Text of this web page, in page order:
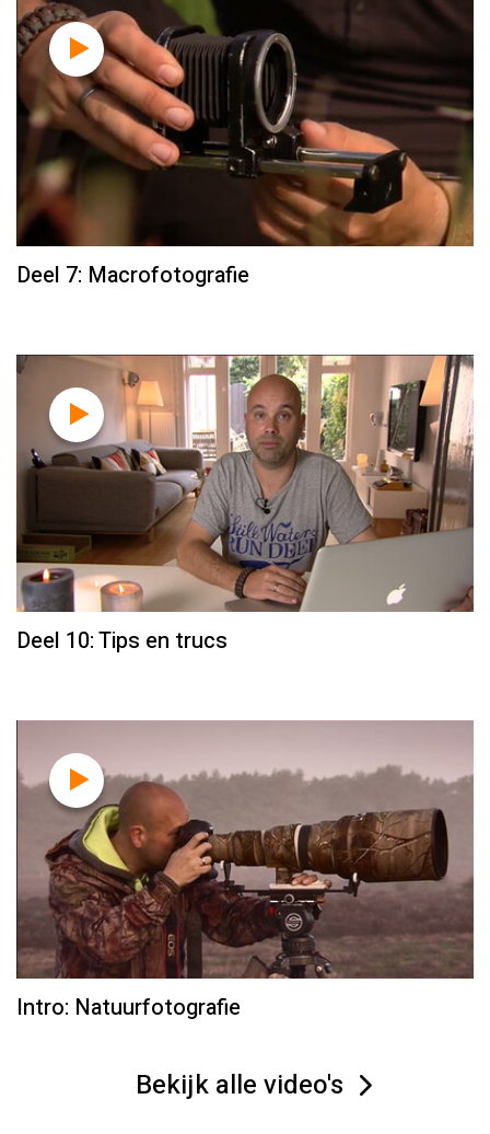
Deel 7: Macrofotografie
Deel 10: Tips en trucs
Intro: Natuurfotografie
Bekijk alle video's